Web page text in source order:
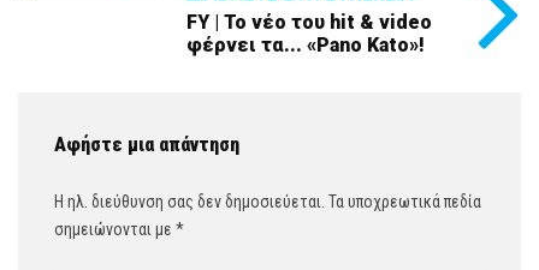
FY | Το νέο του hit & video
φέρνει τα... «Pano Kato»!
Αφήστε μια απάντηση
Η ηλ. διεύθυνση σας δεν δημοσιεύεται. Τα υποχρεωτικά πεδία
σημειώνονται με *